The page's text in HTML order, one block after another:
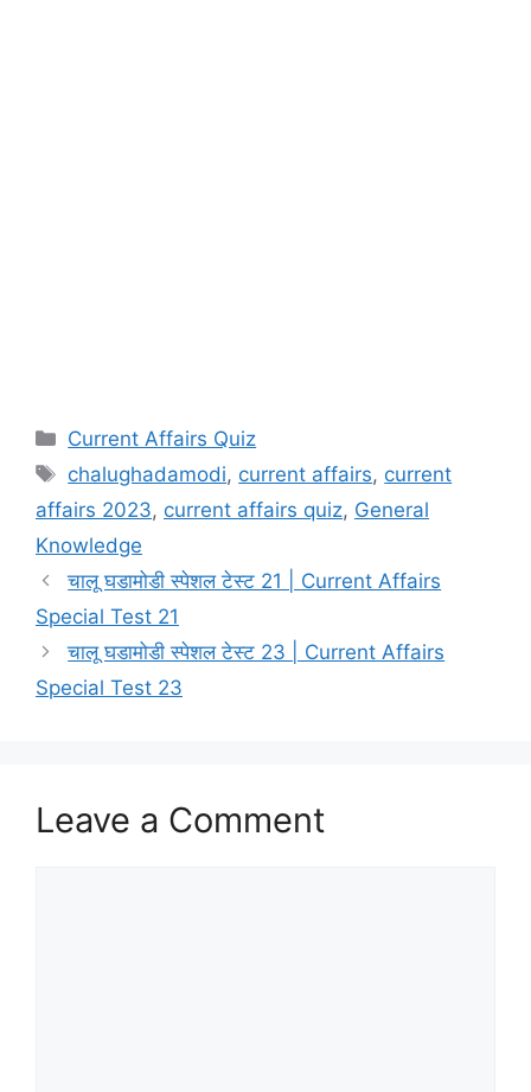
Categories
Current Affairs Quiz
Tags
chalughadamodi, current affairs, current
affairs 2023, current affairs quiz, General
Knowledge
चालू घडामोडी स्पेशल टेस्ट 21 | Current Affairs
Special Test 21
चालू घडामोडी स्पेशल टेस्ट 23 | Current Affairs
Special Test 23
Leave a Comment